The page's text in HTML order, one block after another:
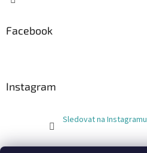
Facebook
Instagram
Sledovat na Instagramu